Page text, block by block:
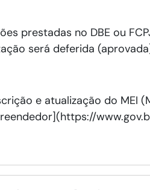
prestadas no DBE ou
será deferida
e atualização do MEI